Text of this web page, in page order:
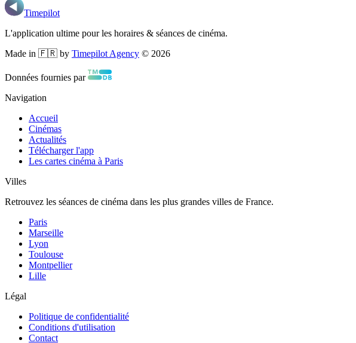
Timepilot
L'application ultime pour les horaires & séances de cinéma.
Made in 🇫🇷 by Timepilot Agency © 2026
Données fournies par
Navigation
Accueil
Cinémas
Actualités
Télécharger l'app
Les cartes cinéma à Paris
Villes
Retrouvez les séances de cinéma dans les plus grandes villes de France.
Paris
Marseille
Lyon
Toulouse
Montpellier
Lille
Légal
Politique de confidentialité
Conditions d'utilisation
Contact